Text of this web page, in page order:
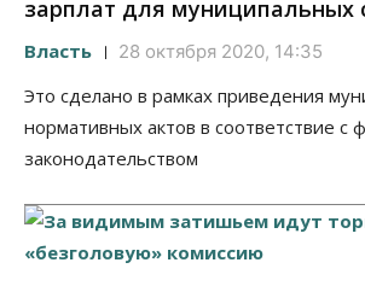
зарплат для муниципальных
Власть 28 октября 2020, 14:35
Это сделано в рамках приведения
нормативных актов в соответствие с
законодательством